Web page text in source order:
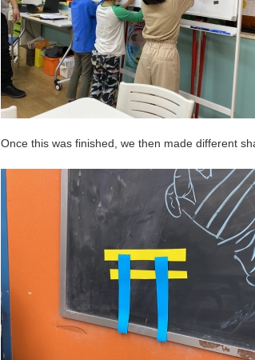
Once this was finished, we then made different